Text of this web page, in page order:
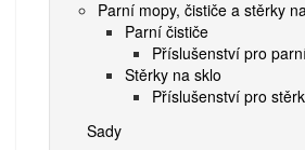
Parní mopy, čističe a stěrky
Parní čističe
Příslušenství pro
Stěrky na sklo
Příslušenství pro
Sady